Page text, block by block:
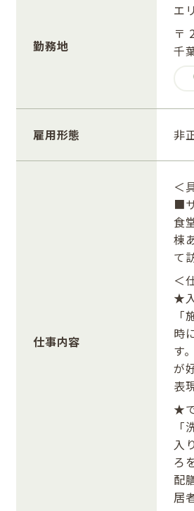
勤務地
エ
〒
千
雇用形態 非
仕事内容
＜
■
食
棟
て
＜
★
時
す
が
表
★
入
ろ
配
居